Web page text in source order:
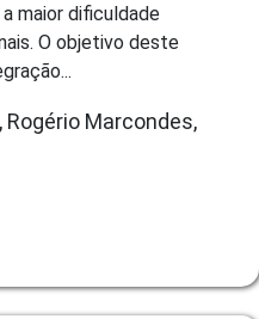
maior dificuldade
O objetivo deste
Marcondes,